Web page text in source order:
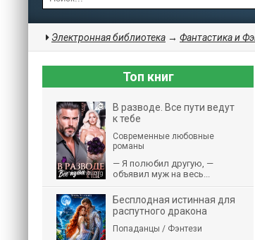
Электронная библиотека → Фантастика и
Топ книг
В разводе. Все пути ведут
к тебе
Современные любовные
романы
— Я полюбил другую, —
объявил муж на весь...
Бесплодная истинная для
распутного дракона
Попаданцы / Фэнтези